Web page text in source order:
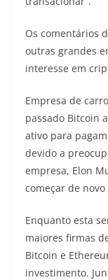
Os comentários
outras grandes
interesse em
Empresa de
passado Bitcoin
ativo para
devido a
empresa, Elon
começar de
Enquanto esta
maiores firmas
Bitcoin e
investimento.